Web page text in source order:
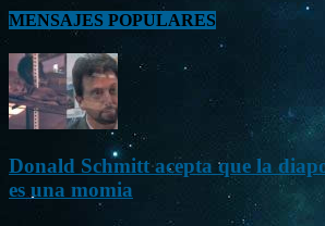
MENSAJES POPULARES
Donald Schmitt acepta que la
es una momia